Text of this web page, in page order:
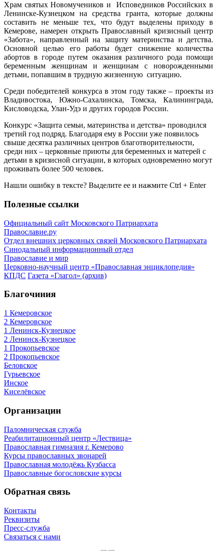
Храм святых Новомучеников и Исповедников Российских в
Ленинске-Кузнецком на средства гранта, которые должны
составить не меньше тех, что будут выделены приходу в
Кемерове, намерен открыть Православный кризисный центр
«Забота», направленный на защиту материнства и детства.
Основной целью его работы будет снижение количества
абортов в городе путем оказания различного рода помощи
беременным женщинам и женщинам с новорожденными
детьми, попавшим в трудную жизненную ситуацию.
Среди победителей конкурса в этом году также – проекты из
Владивостока, Южно-Сахалинска, Томска, Калининграда,
Кисловодска, Улан-Удэ и других городов России.
Конкурс «Защита семьи, материнства и детства» проводился
третий год подряд. Благодаря ему в России уже появилось
свыше десятка различных центров благотворительности,
среди них – церковные приюты для беременных и матерей с
детьми в кризисной ситуации, в которых одновременно могут
проживать более 500 человек.
Нашли ошибку в тексте? Выделите ее и нажмите Ctrl + Enter
Полезные ссылки
Официальный сайт Московского Патриархата
Православие.ру
Отдел внешних церковных связей Московского Патриархата
Синодальный информационный отдел
Православие и мир
Церковно-научный центр «Православная энциклопедия»
КПДС Газета «Глагол» (архив)
Благочиния
1 Кемеровское
2 Кемеровское
1 Ленинск-Кузнецкое
2 Ленинск-Кузнецкое
1 Прокопьевское
2 Прокопьевское
Беловское
Гурьевское
Инское
Киселёвское
Организации
Паломническая служба
Реабилитационный центр «Лествица»
Православная гимназия г. Кемерово
Курсы православных звонарей
Православная молодёжь Кузбасса
Православные богословские курсы
Обратная связь
Контакты
Реквизиты
Пресс-служба
Связаться с нами